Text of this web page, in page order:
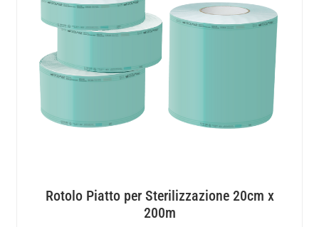
Rotolo Piatto per Sterilizzazione 20cm x
200m